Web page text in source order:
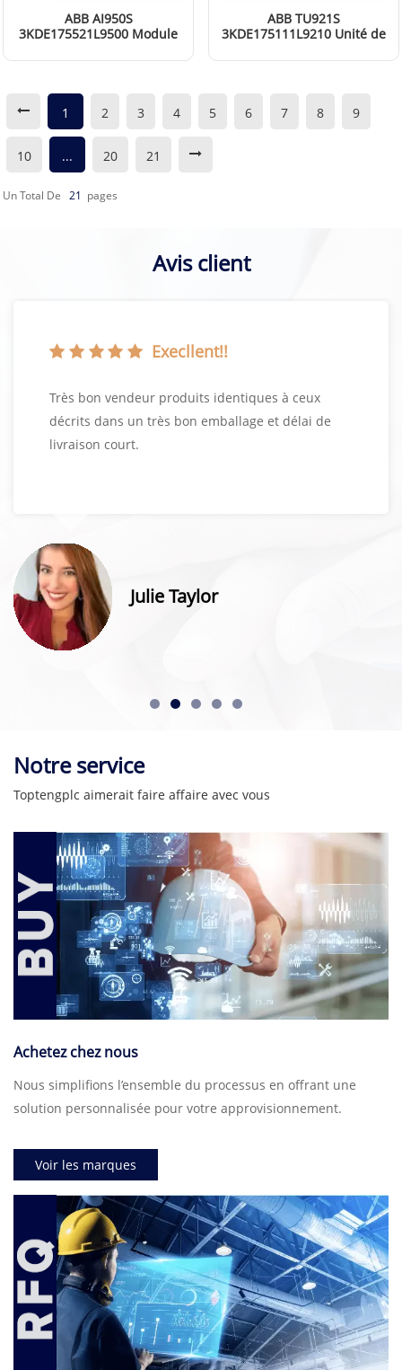
ABB AI950S
3KDE175521L9500 Module
EN SAVOIR PLUS
ABB TU921S
3KDE175111L9210 Unité de
(TU16R-EX)
EN SAVOIR PLUS
1 2 3 4 5 6 7 8 9
10 ... 20 21
Un Total De 21 Pages
Avis client
Execllent!!
Très bon vendeur produits identiques à ceux
décrits dans un très bon emballage et délai de
livraison court.
Julie Taylor
Notre service
Toptengplc aimerait faire affaire avec vous
Achetez chez nous
Nous simplifions l’ensemble du processus en offrant une
solution personnalisée pour votre approvisionnement.
Voir les marques